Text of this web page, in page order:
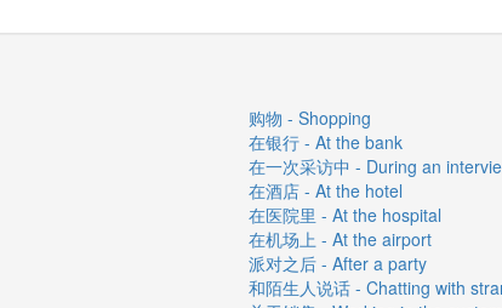
购物 - Shopping
在银行 - At the bank
在一次采访中 - During an
在酒店 - At the hotel
在医院里 - At the hospital
在机场上 - At the airport
派对之后 - After a party
和陌生人说话 - Chatting with